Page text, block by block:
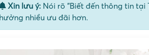
Xin lưu ý: Nói rõ "Biết đến thông tin tại
hưởng nhiều ưu đãi hơn.